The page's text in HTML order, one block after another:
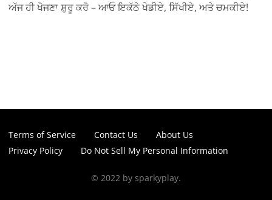
ਅੱਜ ਹੀ ਖੋਜਣਾ ਸ਼ੁਰੂ ਕਰੋ – ਆਓ ਇਕੱਠੇ ਖੇਡੀਏ, ਸਿੱਖੀਏ, ਅਤੇ ਚਮਕੀਏ!
Terms of Service Contact Us
About Us
Privacy Policy
Do Not Sell My Personal Information
© 2022 by sparkyplay.